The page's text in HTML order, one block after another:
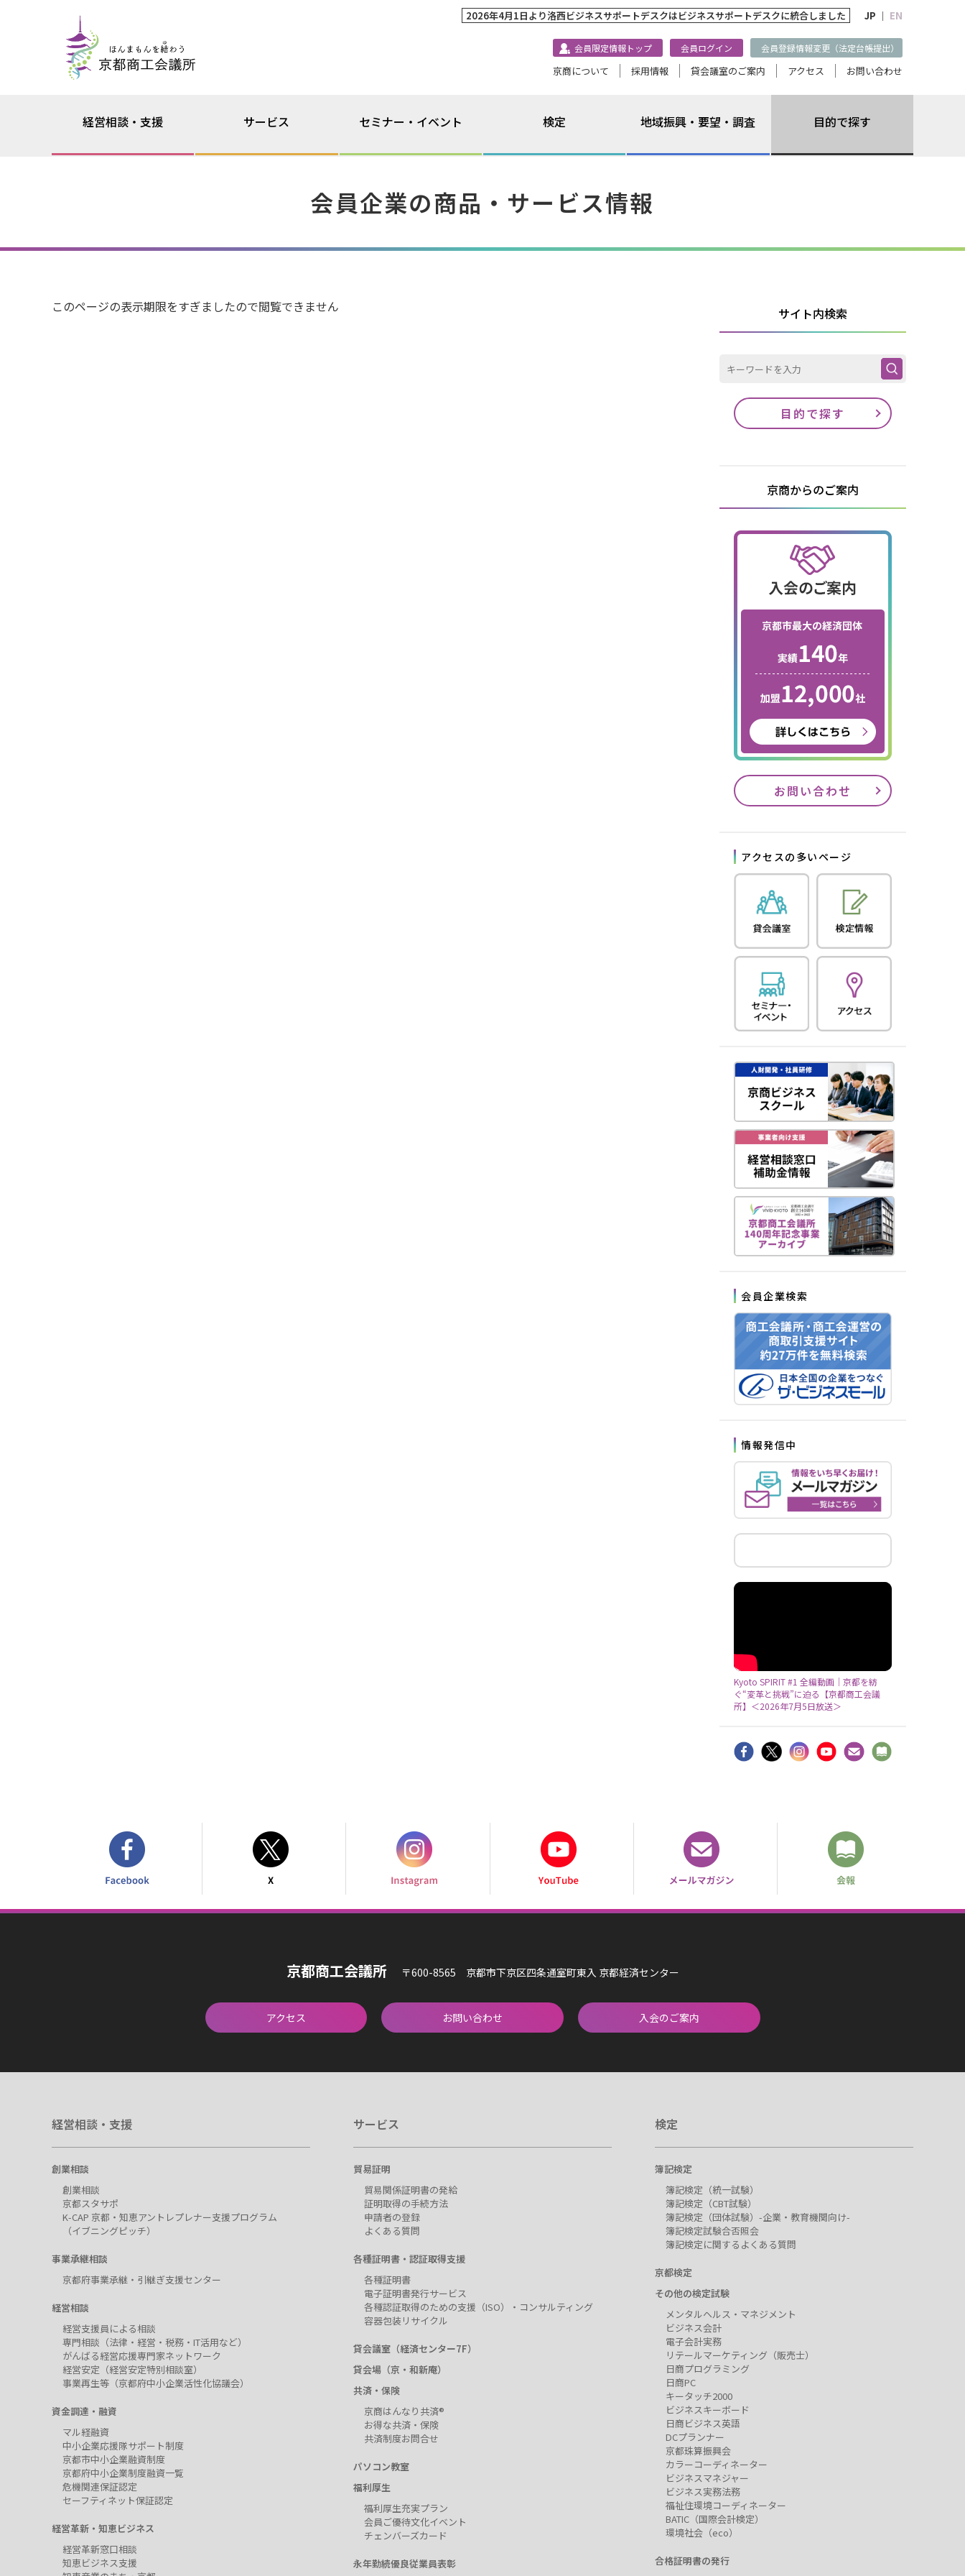
2026年4月1日より洛西ビジネスサポートデスクはビジネスサポートデスクに統合しました JP ｜ EN
会員限定情報トップ 会員ログイン 会員登録情報変更（法定台帳提出）
京商について 採用情報 貸会議室のご案内 アクセス お問い合わせ
経営相談・支援 サービス セミナー・イベント 検定 地域振興・要望・調査 目的で探す
会員企業の商品・サービス情報
このページの表示期限をすぎましたので閲覧できません サイト内検索
目的で探す
京商からのご案内
お問い合わせ
アクセスの多いページ
会員企業検索
情報発信中
Kyoto SPIRIT #1 全編動画｜京都を紡
ぐ“変革と挑戦”に迫る【京都商工会議
所】＜2026年7月5日放送＞
京都商工会議所 〒600-8565 京都市下京区四条通室町東入 京都経済センター
アクセス お問い合わせ 入会のご案内
経営相談・支援
創業相談
創業相談
京都スタサポ
K-CAP 京都・知恵アントレプレナー支援プログラム
（イブニングピッチ）
事業承継相談
京都府事業承継・引継ぎ支援センター
経営相談
経営支援員による相談
専門相談（法律・経営・税務・IT活用など）
がんばる経営応援専門家ネットワーク
経営安定（経営安定特別相談室）
事業再生等（京都府中小企業活性化協議会）
資金調達・融資
マル経融資
中小企業応援隊サポート制度
京都市中小企業融資制度
京都府中小企業制度融資一覧
危機関連保証認定
セーフティネット保証認定
経営革新・知恵ビジネス
経営革新窓口相談
知恵ビジネス支援
サービス
貿易証明
貿易関係証明書の発給
証明取得の手続方法
申請者の登録
よくある質問
各種証明書・認証取得支援
各種証明書
電子証明書発行サービス
各種認証取得のための支援（ISO）・コンサルティング
容器包装リサイクル
貸会議室（経済センター7F）
貸会場（京・和新庵）
共済・保険
京商はんなり共済®
お得な共済・保険
共済制度お問合せ
パソコン教室
福利厚生
福利厚生充実プラン
会員ご優待文化イベント
チェンバーズカード
永年勤続優良従業員表彰
検定
簿記検定
簿記検定（統一試験）
簿記検定（CBT試験）
簿記検定（団体試験）-企業・教育機関向け-
簿記検定試験合否照会
簿記検定に関するよくある質問
京都検定
その他の検定試験
メンタルヘルス・マネジメント
ビジネス会計
電子会計実務
リテールマーケティング（販売士）
日商プログラミング
日商PC
キータッチ2000
ビジネスキーボード
日商ビジネス英語
DCプランナー
京都珠算振興会
カラーコーディネーター
ビジネスマネジャー
ビジネス実務法務
福祉住環境コーディネーター
BATIC（国際会計検定）
環境社会（eco）
合格証明書の発行